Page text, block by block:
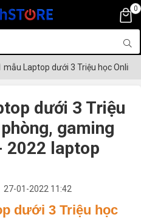
0
mẫu Laptop dưới 3 Triệu học
dưới 3 Triệu
gaming
2022 laptop
27-01-2022 11:42
dưới 3 Triệu học